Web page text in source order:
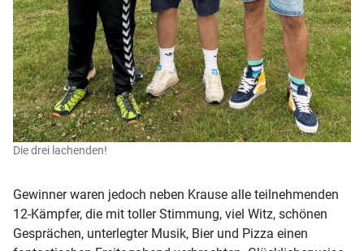
Die drei lachenden!
Gewinner waren jedoch neben Krause alle teilnehmenden
12-Kämpfer, die mit toller Stimmung, viel Witz, schönen
Gesprächen, unterlegter Musik, Bier und Pizza einen